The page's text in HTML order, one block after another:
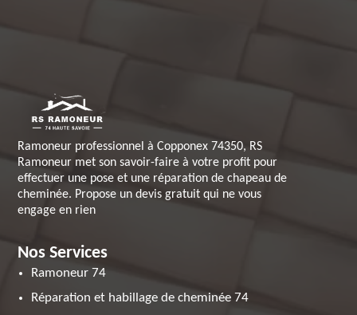
Ramoneur professionnel à Copponex 74350, RS
Ramoneur met son savoir-faire à votre profit pour
effectuer une pose et une réparation de chapeau de
cheminée. Propose un devis gratuit qui ne vous
engage en rien
Nos Services
Ramoneur 74
Réparation et habillage de cheminée 74